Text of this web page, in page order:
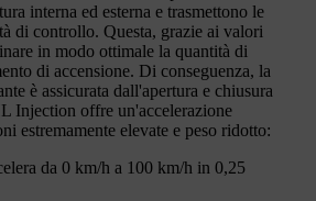
interna ed esterna e trasmettono le
di controllo. Questa, grazie ai valori
in modo ottimale la quantità di
di accensione. Di conseguenza, la
è assicurata dall'apertura e chiusura
Injection offre un'accelerazione
estremamente elevate e peso ridotto:
da 0 km/h a 100 km/h in 0,25